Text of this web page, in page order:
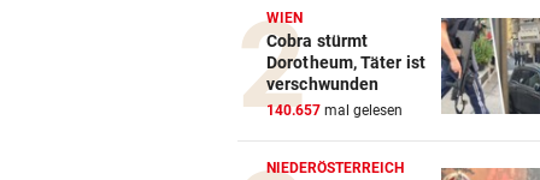
WIEN
Cobra stürmt
Dorotheum, Täter ist
verschwunden
140.657 mal gelesen
NIEDERÖSTERREICH